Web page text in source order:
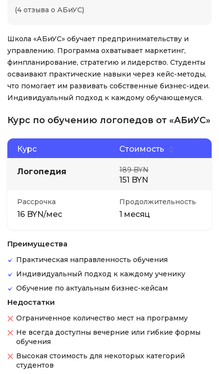
(4 отзыва о АБиУС)
Школа «АБиУС» обучает предпринимательству и
управлению. Программа охватывает маркетинг,
финпланирование, стратегию и лидерство. Студенты
осваивают практические навыки через кейс-методы,
что помогает им развивать собственные бизнес-идеи.
Индивидуальный подход к каждому обучающемуся.
Курс по обучению логопедов от «АБиУС»
Курс Стоимость
Логопедия 189 BYN
151 BYN
Рассрочка
16 BYN/мес
Продолжительность
1 месяц
Преимущества
Практическая направленность обучения
Индивидуальный подход к каждому ученику
Обучение по актуальным бизнес-кейсам
Недостатки
Ограниченное количество мест на программу
Не всегда доступны вечерние или гибкие формы
обучения
Высокая стоимость для некоторых категорий
студентов